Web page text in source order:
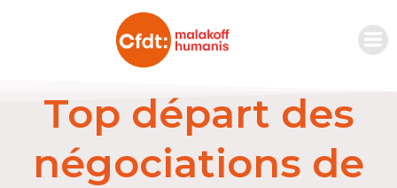
Top départ des
négociations de